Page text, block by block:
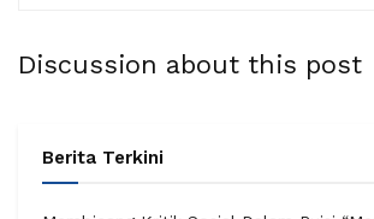
Discussion about this post
Berita Terkini